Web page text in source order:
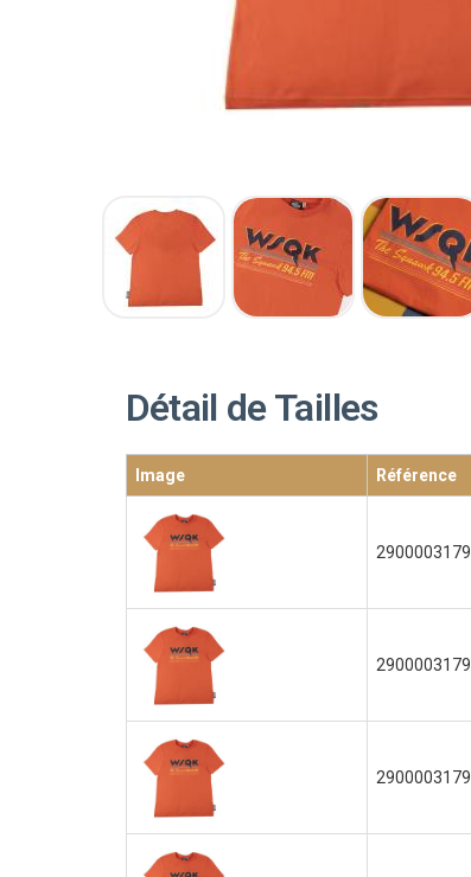
Détail de Tailles
Image Référence
2900003179
2900003179
2900003179